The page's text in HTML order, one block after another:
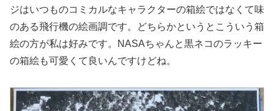
ジはいつものコミカルなキャラクターの箱絵ではなくて味
のある飛行機の絵画調です。どちらかというとこういう箱
絵の方が私は好みです。NASAちゃんと黒ネコのラッキー
の箱絵も可愛くて良いんですけどね。